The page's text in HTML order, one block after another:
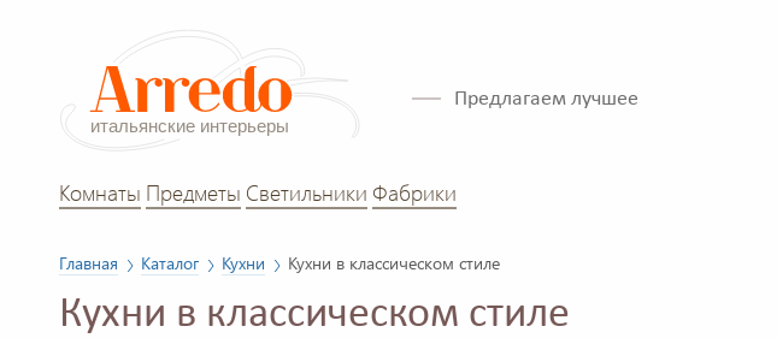
Предлагаем лучшее
Комнаты Предметы Светильники Фабрики
Главная Каталог Кухни Кухни в классическом стиле
Кухни в классическом стиле